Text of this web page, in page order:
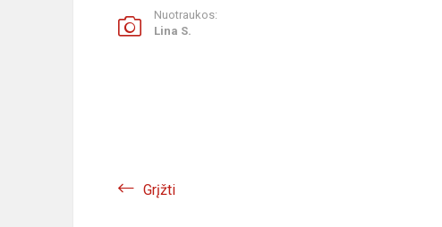
Nuotraukos:
Lina S.
Grįžti